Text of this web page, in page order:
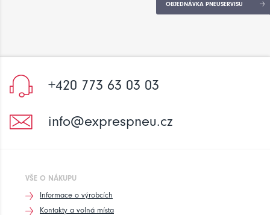
OBJEDNÁVKA PNEUSERVISU
+420 773 63 03 03
info@exprespneu.cz
VŠE O NÁKUPU
Informace o výrobcích
Kontakty a volná místa